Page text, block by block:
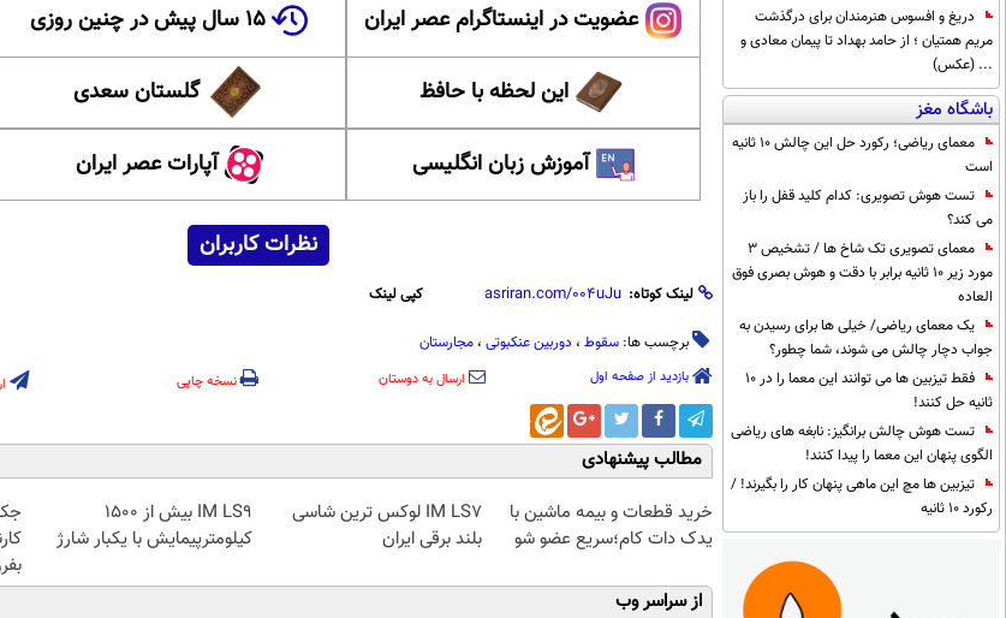
دریغ و افسوس هنرمندان برای درگذشت
مریم همتیان ؛ از حامد بهداد تا پیمان معادی و
... (عکس)
باشگاه مغز
معمای ریاضی؛ رکورد حل این چالش 10 ثانیه
است
تست هوش تصویری: کدام کلید قفل را باز
می کند؟
معمای تصویری تک شاخ ها / تشخیص 3
مورد زیر 10 ثانیه برابر با دقت و هوش بصری فوق
العاده
یک معمای ریاضی/ خیلی ها برای رسیدن به
جواب دچار چالش می شوند، شما چطور؟
فقط تیزبین ها می توانند این معما را در 10
ثانیه حل کنند!
تست هوش چالش برانگیز: نابغه های ریاضی
الگوی پنهان این معما را پیدا کنند!
تیزبین ها مچ این ماهی پنهان کار را بگیرند! /
رکورد 10 ثانیه
عضویت در اینستاگرام عصر ایران ۱۵ سال پیش در چنین روزی
این لحظه با حافظ گلستان سعدی
آموزش زبان انگلیسی آپارات عصر ایران
نظرات کاربران
لینک کوتاه: کپی لینک
برچسب ها: سقوط ، دوربین عنکبوتی ، مجارستان
بازدید از صفحه اول ارسال به دوستان نسخه چاپی
مطالب پیشنهادی
خرید قطعات و بیمه ماشین با
یدک دات کام؛سریع عضو شو
IM LS7 لوکس ترین شاسی
بلند برقی ایران
IM LS9 بیش از 1500
کیلومترپیمایش با یکبار شارژ
از سراسر وب